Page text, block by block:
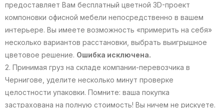
предоставляет Вам бесплатный цветной 3D-проект
компоновки офисной мебели непосредственно в вашем
интерьере. Вы имеете возможность «примерить на себя»
несколько вариантов расстановки, выбрать выигрышное
цветовое решение. Ошибка исключена.
2. Принимая груз на складе компании-перевозчика в
Чернигове, уделите несколько минут проверке
целостности упаковки. Помните: ваша покупка
застрахована на полную стоимость! Вы ничем не рискуете.